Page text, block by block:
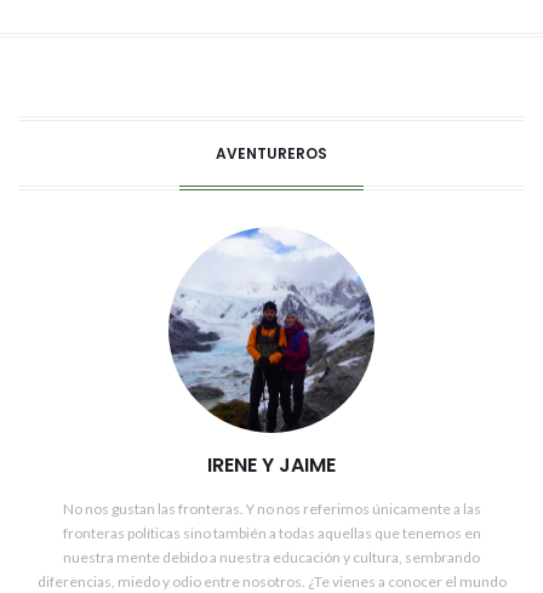
AVENTUREROS
IRENE Y JAIME
No nos gustan las fronteras. Y no nos referimos únicamente a las
fronteras políticas sino también a todas aquellas que tenemos en
nuestra mente debido a nuestra educación y cultura, sembrando
diferencias, miedo y odio entre nosotros. ¿Te vienes a conocer el mundo